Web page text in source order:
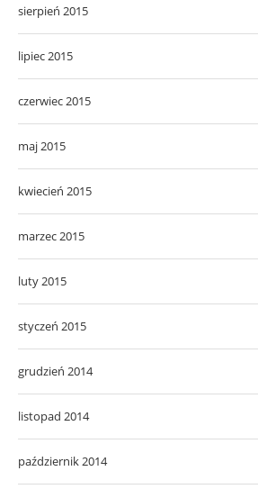
sierpień 2015
lipiec 2015
czerwiec 2015
maj 2015
kwiecień 2015
marzec 2015
luty 2015
styczeń 2015
grudzień 2014
listopad 2014
październik 2014